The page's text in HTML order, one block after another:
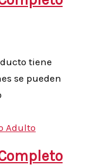
tiene
se pueden